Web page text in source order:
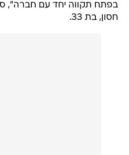
בפתח תקווה יחד עם חברה",
חסון, בת 33.